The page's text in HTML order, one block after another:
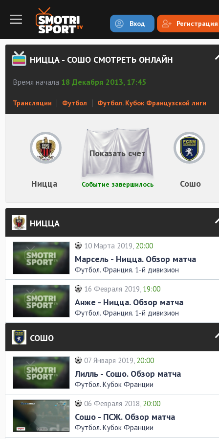
Вход Регистрация
НИЦЦА - СОШО СМОТРЕТЬ ОНЛАЙН
Время начала 18 Декабря 2013, 17:45
Трансляции Футбол Футбол. Кубок Французской лиги
Ницца Сошо
Событие завершилось
Показать счет
НИЦЦА
10 Марта 2019, 20:00
Марсель - Ницца. Обзор матча
Футбол. Франция. 1-й дивизион
16 Февраля 2019, 19:00
Анже - Ницца. Обзор матча
Футбол. Франция. 1-й дивизион
СОШО
07 Января 2019, 20:00
Лилль - Сошо. Обзор матча
Футбол. Кубок Франции
06 Февраля 2018, 20:00
Сошо - ПСЖ. Обзор матча
Футбол. Кубок Франции